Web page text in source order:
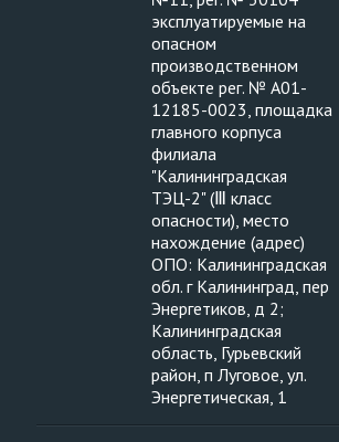
эксплуатируемые на
опасном
производственном
объекте рег. № А01-
12185-0023, площадка
главного корпуса
филиала
"Калининградская
ТЭЦ-2" (Ⅲ класс
опасности), место
нахождение (адрес)
ОПО: Калининградская
обл. г Калининград, пер
Энергетиков, д 2;
Калининградская
область, Гурьевский
район, п Луговое, ул.
Энергетическая, 1